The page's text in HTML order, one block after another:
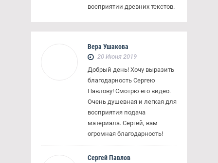
восприятии древних текстов.
Вера Ушакова
20 Июня 2019
Добрый день! Хочу выразить
благодарность Сергею
Павлову! Смотрю его видео.
Очень душевная и легкая для
восприятия подача
материала. Сергей, вам
огромная благодарность!
Сергей Павлов